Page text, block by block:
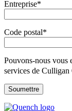
Entreprise*
Code postal*
Pouvons-nous vous
services de Culligan